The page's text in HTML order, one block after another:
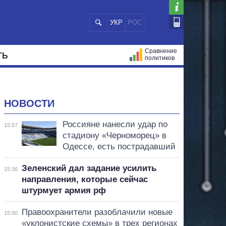
УКР РОС
Сравнение
политиков
НОВОСТИ
15:57
Россияне нанесли удар по
стадиону «Черноморец» в
Одессе, есть пострадавший
15:36
Зеленский дал задание усилить
направления, которые сейчас
штурмует армия рф
15:00
Правоохранители разоблачили новые
«уклонистские схемы» в трех регионах